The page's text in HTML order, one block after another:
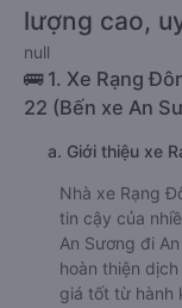
lượng cao,
null
🚌 1. Xe Rạng
22 (Bến xe An
a. Giới thiệu xe
Nhà xe Rạng
tin cậy của
An Sương đi
hoàn thiện
giá tốt từ hành